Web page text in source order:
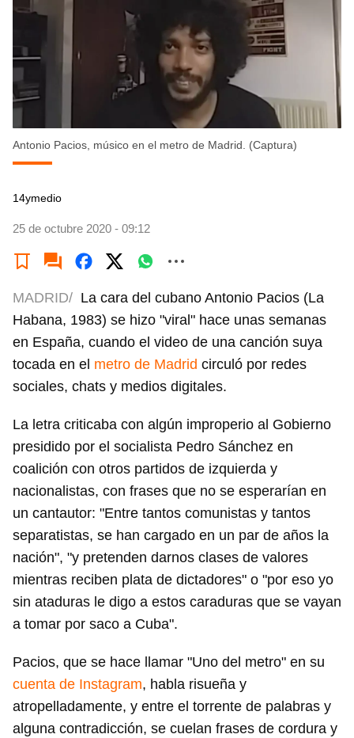
Antonio Pacios, músico en el metro de Madrid. (Captura)
14ymedio
25 de octubre 2020 - 09:12
MADRID/ La cara del cubano Antonio Pacios (La
Habana, 1983) se hizo "viral" hace unas semanas
en España, cuando el video de una canción suya
tocada en el metro de Madrid circuló por redes
sociales, chats y medios digitales.
La letra criticaba con algún improperio al Gobierno
presidido por el socialista Pedro Sánchez en
coalición con otros partidos de izquierda y
nacionalistas, con frases que no se esperarían en
un cantautor: "Entre tantos comunistas y tantos
separatistas, se han cargado en un par de años la
nación", "y pretenden darnos clases de valores
mientras reciben plata de dictadores" o "por eso yo
sin ataduras le digo a estos caraduras que se vayan
a tomar por saco a Cuba".
Pacios, que se hace llamar "Uno del metro" en su
cuenta de Instagram, habla risueña y
atropelladamente, y entre el torrente de palabras y
alguna contradicción, se cuelan frases de cordura y